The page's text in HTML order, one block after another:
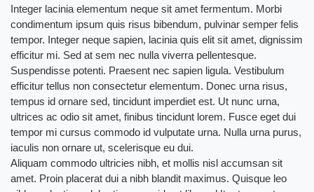
Integer lacinia elementum neque sit amet fermentum. Morbi
condimentum ipsum quis risus bibendum, pulvinar semper felis
tempor. Integer neque sapien, lacinia quis elit sit amet, dignissim
efficitur mi. Sed at sem nec nulla viverra pellentesque.
Suspendisse potenti. Praesent nec sapien ligula. Vestibulum
efficitur tellus non consectetur elementum. Donec urna risus,
tempus id ornare sed, tincidunt imperdiet est. Ut nunc urna,
ultrices ac odio sit amet, finibus tincidunt lorem. Fusce eget dui
tempor mi cursus commodo id vulputate urna. Nulla urna purus,
iaculis non ornare ut, scelerisque eu dui.
Aliquam commodo ultricies nibh, et mollis nisl accumsan sit
amet. Proin placerat dui a nibh blandit maximus. Quisque leo